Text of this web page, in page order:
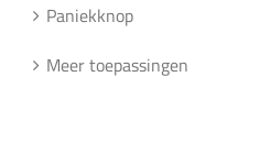
Paniekknop
Meer toepassingen